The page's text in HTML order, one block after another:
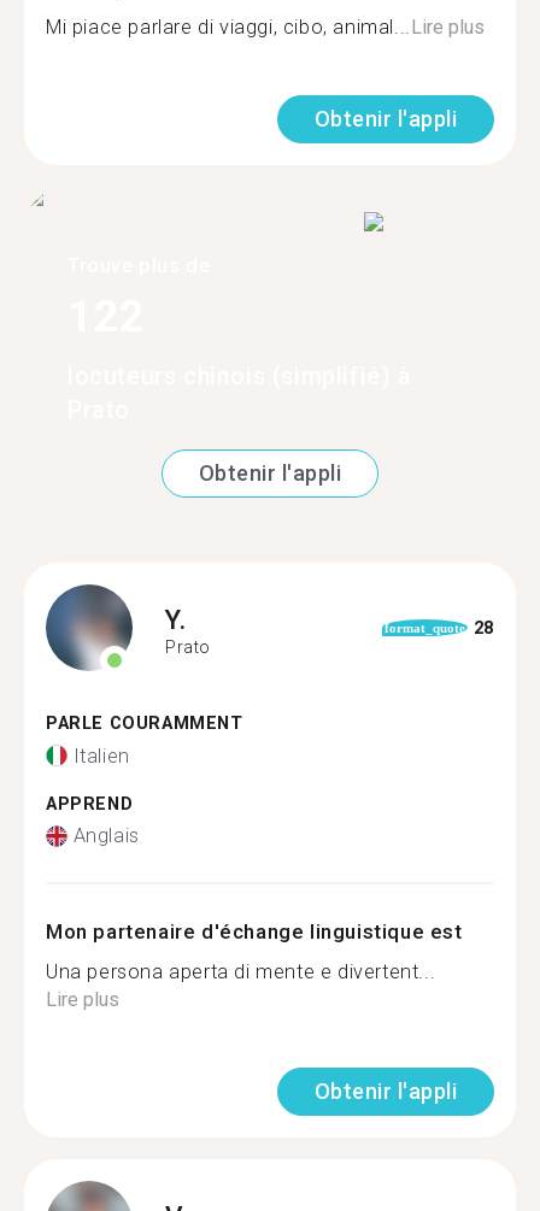
Mi piace parlare di viaggi, cibo, animal... Lire plus
Obtenir l'appli
Obtenir l'appli
Y.
Prato
format_quote 28
PARLE COURAMMENT
Italien
APPREND
Anglais
Mon partenaire d'échange linguistique est
Una persona aperta di mente e divertent...
Lire plus
Obtenir l'appli